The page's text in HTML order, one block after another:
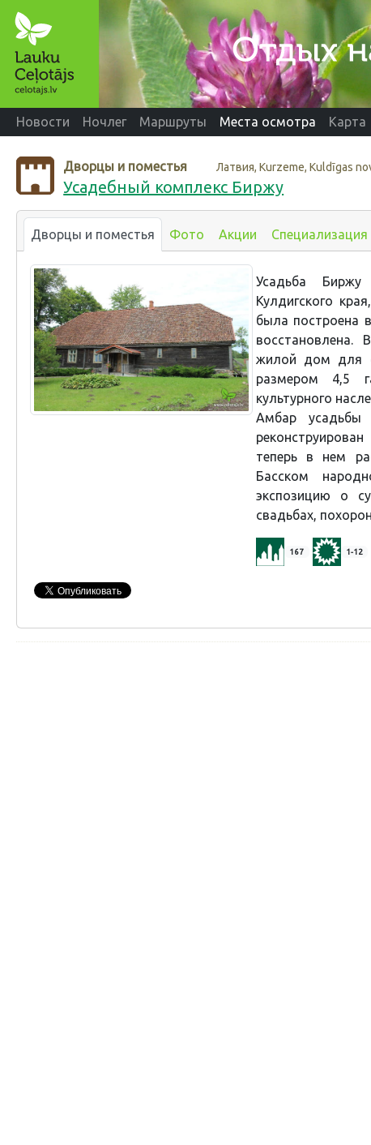
Новости Ночлег Маршруты Места осмотра Карта
Дворцы и поместья Латвия, Kurzeme, Kuldīgas
Усадебный комплекс Биржу
Дворцы и поместья Фото Акции Специализация
Усадьба
Кулдигского
была построена
восстановлена.
жилой дом для
размером 4,5
культурного
Амбар
теперь в нем
Басском
экспозицию о
свадьбах,
167 1-12